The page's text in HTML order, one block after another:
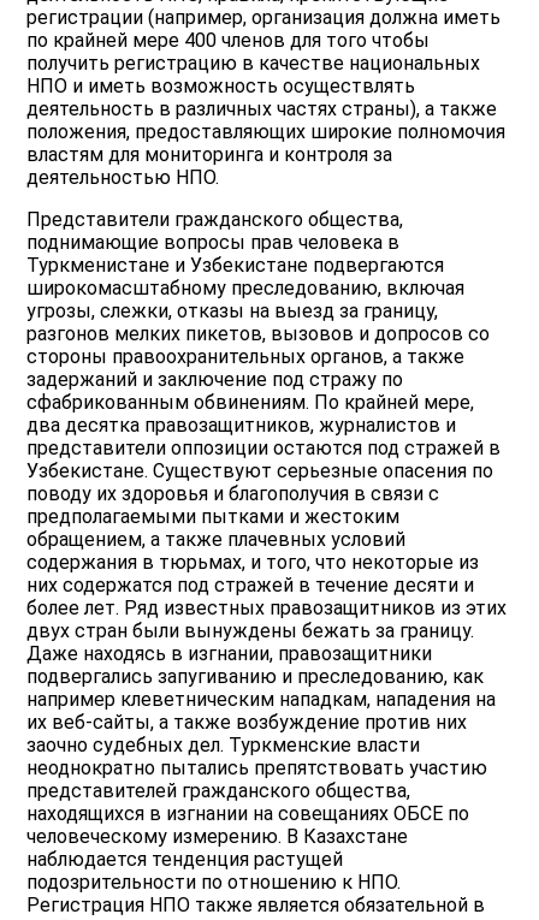
регистрации (например, организация должна иметь
по крайней мере 400 членов для того чтобы
получить регистрацию в качестве национальных
НПО и иметь возможность осуществлять
деятельность в различных частях страны), а также
положения, предоставляющих широкие полномочия
властям для мониторинга и контроля за
деятельностью НПО.
Представители гражданского общества,
поднимающие вопросы прав человека в
Туркменистане и Узбекистане подвергаются
широкомасштабному преследованию, включая
угрозы, слежки, отказы на выезд за границу,
разгонов мелких пикетов, вызовов и допросов со
стороны правоохранительных органов, а также
задержаний и заключение под стражу по
сфабрикованным обвинениям. По крайней мере,
два десятка правозащитников, журналистов и
представители оппозиции остаются под стражей в
Узбекистане. Существуют серьезные опасения по
поводу их здоровья и благополучия в связи с
предполагаемыми пытками и жестоким
обращением, а также плачевных условий
содержания в тюрьмах, и того, что некоторые из
них содержатся под стражей в течение десяти и
более лет. Ряд известных правозащитников из этих
двух стран были вынуждены бежать за границу.
Даже находясь в изгнании, правозащитники
подвергались запугиванию и преследованию, как
например клеветническим нападкам, нападения на
их веб-сайты, а также возбуждение против них
заочно судебных дел. Туркменские власти
неоднократно пытались препятствовать участию
представителей гражданского общества,
находящихся в изгнании на совещаниях ОБСЕ по
человеческому измерению. В Казахстане
наблюдается тенденция растущей
подозрительности по отношению к НПО.
Регистрация НПО также является обязательной в